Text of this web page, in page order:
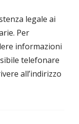
legale ai
Per
informazioni
telefonare
all’indirizzo